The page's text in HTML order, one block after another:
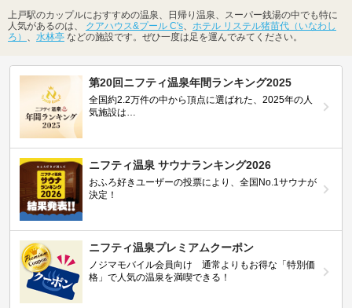
上戸駅のカップルにおすすめの温泉、日帰り温泉、スーパー銭湯の中でも特に
人気があるのは、 クアハウス&プール C's
ホテル リステル猪苗代（いなわし
ろ）
水林亭 などの施設です。ぜひ一度は足を運んでみてください。
第20回ニフティ温泉年間ランキング2025
全国約2.2万件の中から頂点に選ばれた、2025年の人
気施設は…
ニフティ温泉 サウナランキング2026
おふろ好きユーザーの投票により、全国No.1サウナが
決定！
ニフティ温泉プレミアムクーポン
ノジマモバイル会員向け 通常よりもお得な「特別価
格」で人気の温泉を満喫できる！